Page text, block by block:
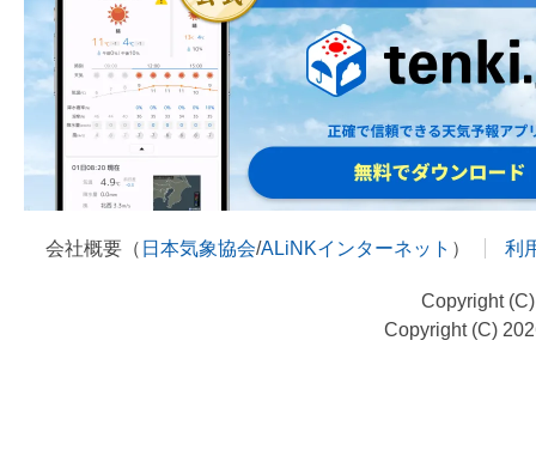
会社概要（ 日本気象協会/ALiNKインターネット ） 利
Copyright
Copyright (C)